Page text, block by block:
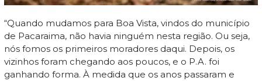
“Quando mudamos para Boa Vista, vindos do município
de Pacaraima, não havia ninguém nesta região. Ou seja,
nós fomos os primeiros moradores daqui. Depois, os
vizinhos foram chegando aos poucos, e o P.A. foi
ganhando forma. À medida que os anos passaram e